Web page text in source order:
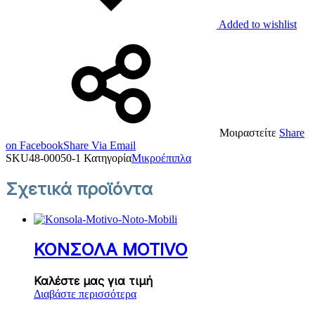
Added to wishlist
Μοιραστείτε Share
on FacebookShare Via Email
SKU48-00050-1 ΚατηγορίαΜικροέπιπλα
Σχετικά προϊόντα
ΚΟΝΣΟΛΑ MOTIVO
Καλέστε μας για τιμή
Διαβάστε περισσότερα